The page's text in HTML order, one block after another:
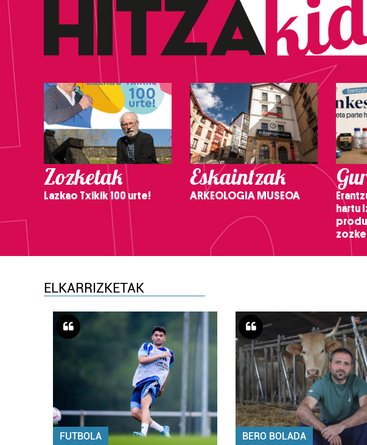
Zozketak
Lazkao Txikik 100 urte!
Eskaintzak
ARKEOLOGIA MUSEOA
hartu
ELKARRIZKETAK
FUTBOLA BERO BOLADA